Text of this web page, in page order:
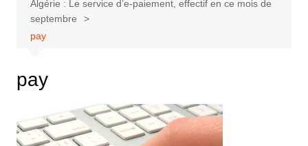
Algérie : Le service d’e-paiement, effectif en ce mois de
septembre
pay
pay